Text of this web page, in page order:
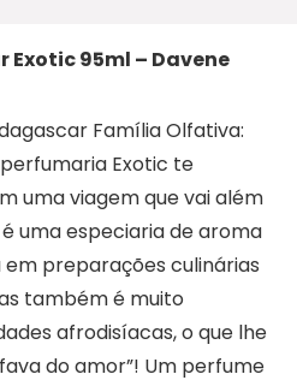
95ml – Davene
Família Olfativa:
Exotic te
uma viagem que vai além
uma especiaria de aroma
preparações culinárias
também é muito
afrodisíacas, o que lhe
do amor”! Um perfume